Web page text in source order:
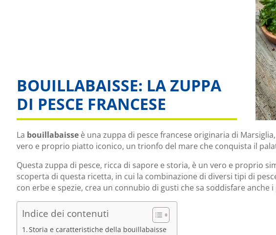
BOUILLABAISSE: LA ZUPPA
DI PESCE FRANCESE
La bouillabaisse è una zuppa di pesce francese originaria di
vero e proprio piatto iconico, un trionfo del mare che conquista il
Questa zuppa di pesce, ricca di sapore e storia, è un vero e proprio
scoperta di questa ricetta, in cui la combinazione di diversi tipi di
con erbe e spezie, crea un connubio di gusti che sa soddisfare anche
Indice dei contenuti
Storia e caratteristiche della bouillabaisse